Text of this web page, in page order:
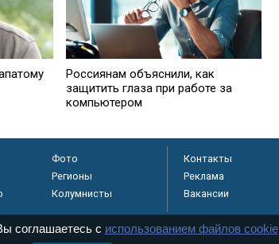
Россиянам объяснили, как
защитить глаза при работе за
компьютером
Фото
Регионы
Колумнисты
Контакты
Реклама
Вакансии
соглашаетесь с использованием файлов cookie